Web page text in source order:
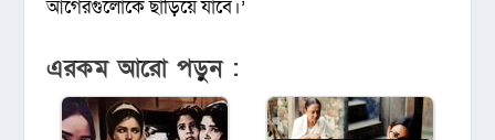
আগেরগুলোকে ছাড়িয়ে যাবে।’
এরকম আরো পড়ুন :